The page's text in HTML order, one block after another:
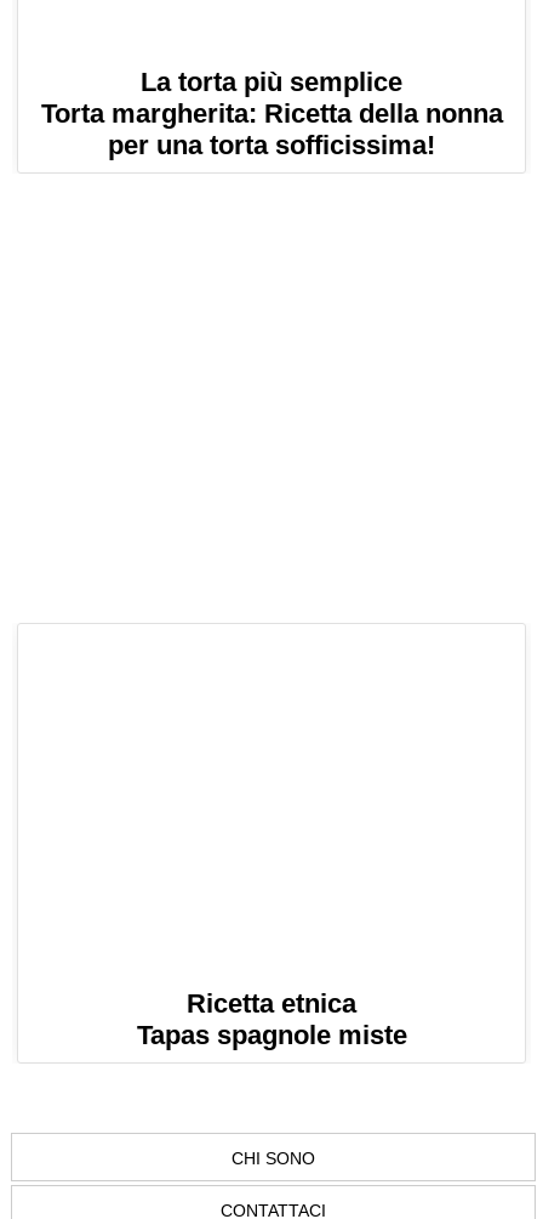
La torta più semplice
Torta margherita: Ricetta della nonna
per una torta sofficissima!
Ricetta etnica
Tapas spagnole miste
CHI SONO
CONTATTACI